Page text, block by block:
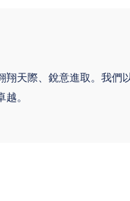
翔天際、銳意進取。我
。